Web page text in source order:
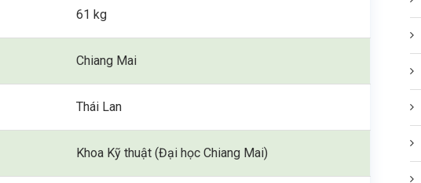
61 kg
Chiang Mai
Thái Lan
Khoa Kỹ thuật (Đại học Chiang Mai)